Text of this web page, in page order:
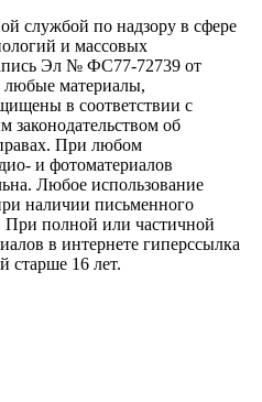
службой по надзору в сфере
и массовых
Эл № ФС77-72739 от
любые материалы,
в соответствии с
об
При любом
и фотоматериалов
Любое использование
наличии письменного
При полной или частичной
в интернете гиперссылка
старше 16 лет.